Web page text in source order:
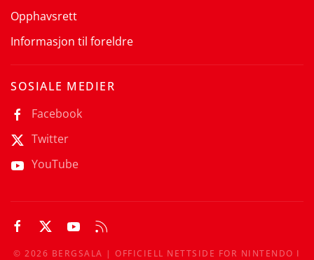
Opphavsrett
Informasjon til foreldre
SOSIALE MEDIER
Facebook
Twitter
YouTube
©2026 BERGSALA | OFFICIELL NETTSIDE FOR NINTENDO I